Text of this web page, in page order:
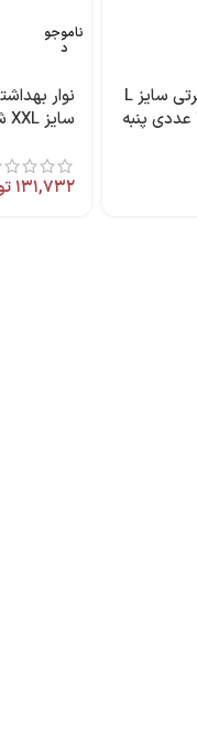
نوار بهداشتی مسافرتی سایز L
لطیف نازک بسته 10 عددی پنبه
ناموجو
د
نوار
۱۳۱,۷۳۲